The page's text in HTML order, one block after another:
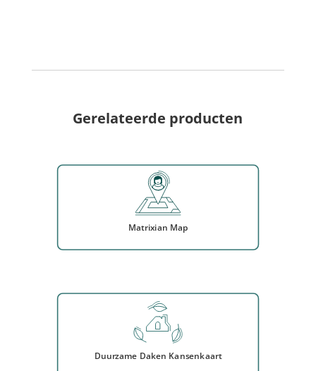
Gerelateerde producten
Matrixian Map
Duurzame Daken Kansenkaart